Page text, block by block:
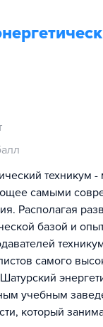
техникум
самыми
Располагая
базой и
самого
учебным
который